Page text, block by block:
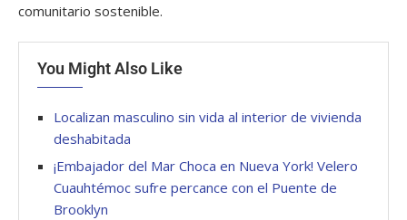
comunitario sostenible.
You Might Also Like
Localizan masculino sin vida al interior de vivienda
deshabitada
¡Embajador del Mar Choca en Nueva York! Velero
Cuauhtémoc sufre percance con el Puente de
Brooklyn